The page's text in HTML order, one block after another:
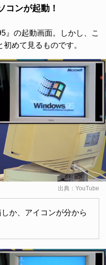
コンが起動！
』の起動画面。しかし、こ
めて見るものです。
出典： YouTube
か、アイコンが分から